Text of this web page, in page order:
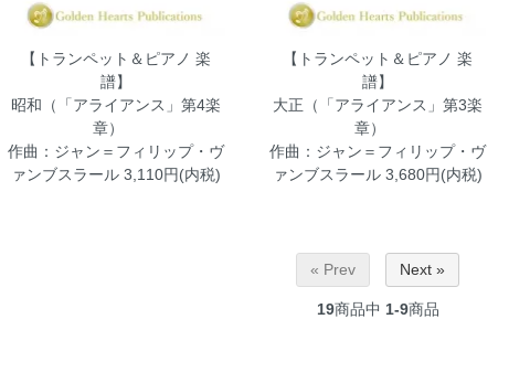
【トランペット＆ピアノ 楽
譜】
昭和（「アライアンス」第4楽
章）
作曲：ジャン＝フィリップ・ヴ
ァンブスラール 3,110円(内税)
【トランペット＆ピアノ 楽
譜】
大正（「アライアンス」第3楽
章）
作曲：ジャン＝フィリップ・ヴ
ァンブスラール3,680円(内税)
« Prev Next »
19商品中 1-9商品